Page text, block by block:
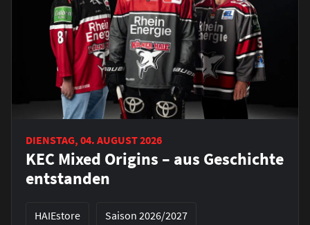
DIENSTAG, 04. AUGUST 2026
KEC Mixed Origins – aus Geschichte
entstanden
HAIEstore Saison 2026/2027